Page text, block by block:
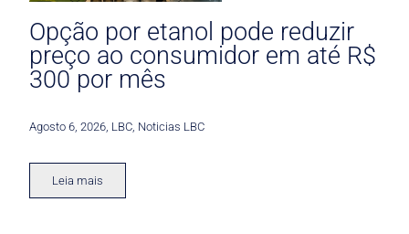
Opção por etanol pode reduzir
preço ao consumidor em até R$
300 por mês
Agosto 6, 2026 LBC Noticias LBC
Leia mais